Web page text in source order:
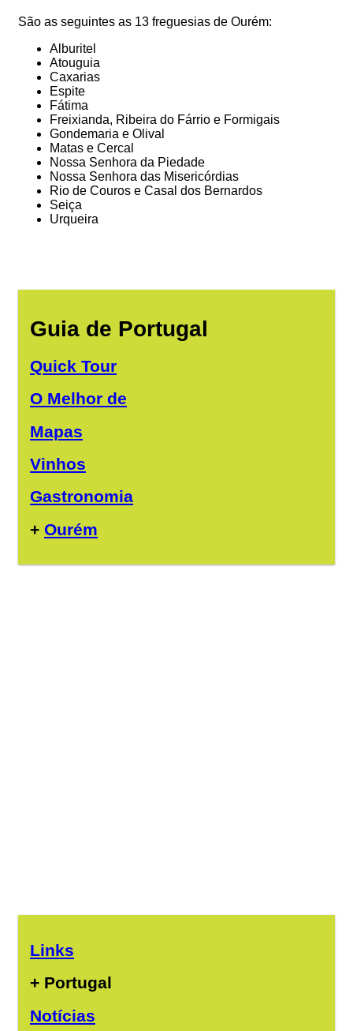
São as seguintes as 13 freguesias de Ourém:
Alburitel
Atouguia
Caxarias
Espite
Fátima
Freixianda, Ribeira do Fárrio e Formigais
Gondemaria e Olival
Matas e Cercal
Nossa Senhora da Piedade
Nossa Senhora das Misericórdias
Rio de Couros e Casal dos Bernardos
Seiça
Urqueira
Guia de Portugal
Quick Tour
O Melhor de
Mapas
Vinhos
Gastronomia
+ Ourém
Links
+ Portugal
Notícias